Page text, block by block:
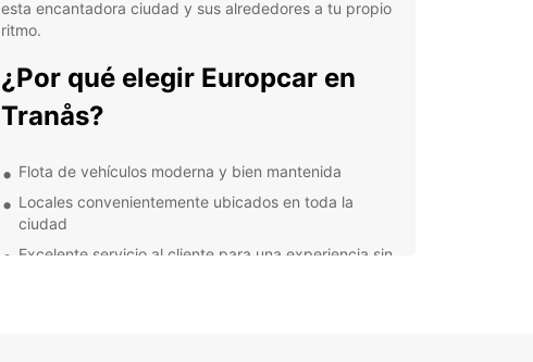
esta encantadora ciudad y sus alrededores a tu propio
ritmo.
¿Por qué elegir Europcar en
Tranås?
Flota de vehículos moderna y bien mantenida
Locales convenientemente ubicados en toda la
ciudad
Excelente servicio al cliente para una experiencia sin